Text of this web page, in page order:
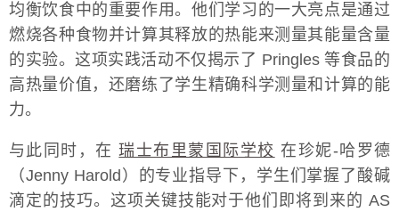
均衡饮食中的重要作用。他们学习的一大亮点是通过
燃烧各种食物并计算其释放的热能来测量其能量含量
的实验。这项实践活动不仅揭示了 Pringles 等食品的
高热量价值，还磨练了学生精确科学测量和计算的能
力。
与此同时，在 瑞士布里蒙国际学校 在珍妮-哈罗德
（Jenny Harold）的专业指导下，学生们掌握了酸碱
滴定的技巧。这项关键技能对于他们即将到来的 AS